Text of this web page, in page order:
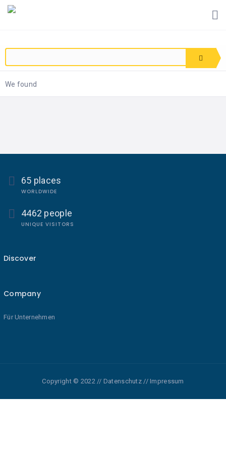
We found
65 places
WORLDWIDE
4462 people
UNIQUE VISITORS
Discover
Company
Für Unternehmen
Copyright © 2022 // Datenschutz // Impressum